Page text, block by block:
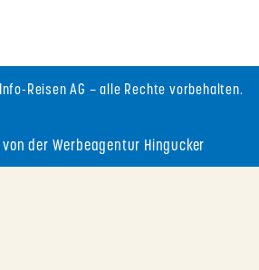
Reisen AG – alle Rechte vorbehalten.
der Werbeagentur Hingucker